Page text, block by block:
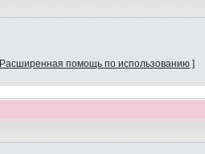
Расширенная помощь по использованию ]